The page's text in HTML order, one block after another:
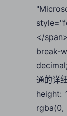
</
break-
通的详
height:
rgba(0,